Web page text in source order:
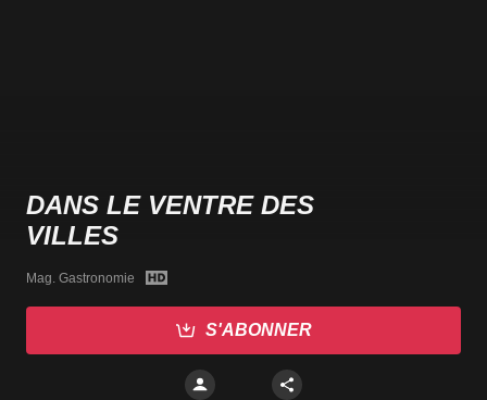
DANS LE VENTRE DES
VILLES
Mag. Gastronomie
S'ABONNER